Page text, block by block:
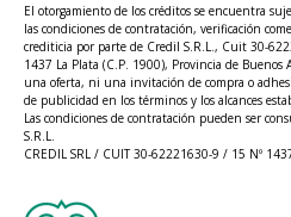
El otorgamiento de los créditos se encuentra
las condiciones de contratación, verificación
crediticia por parte de Credil S.R.L., Cuit 30-
1437 La Plata (C.P. 1900), Provincia de Buenos
una oferta, ni una invitación de compra o
de publicidad en los términos y los alcances
Las condiciones de contratación pueden ser
S.R.L.
CREDIL SRL / CUIT 30-62221630-9 / 15 Nº 1437